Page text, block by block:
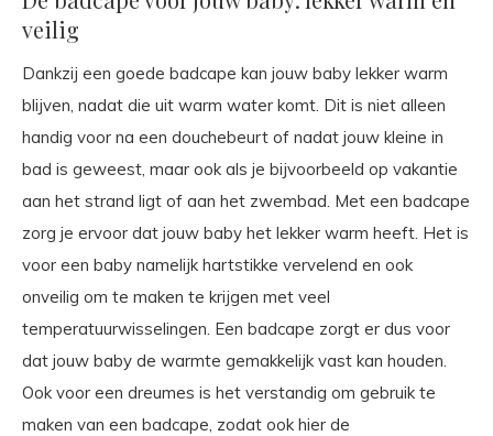
veilig
Dankzij een goede badcape kan jouw baby lekker warm
blijven, nadat die uit warm water komt. Dit is niet alleen
handig voor na een douchebeurt of nadat jouw kleine in
bad is geweest, maar ook als je bijvoorbeeld op vakantie
aan het strand ligt of aan het zwembad. Met een badcape
zorg je ervoor dat jouw baby het lekker warm heeft. Het is
voor een baby namelijk hartstikke vervelend en ook
onveilig om te maken te krijgen met veel
temperatuurwisselingen. Een badcape zorgt er dus voor
dat jouw baby de warmte gemakkelijk vast kan houden.
Ook voor een dreumes is het verstandig om gebruik te
maken van een badcape, zodat ook hier de